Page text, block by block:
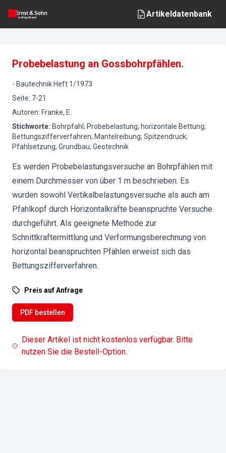
Artikeldatenbank
Probebelastung an Gossbohrpfählen.
- Bautechnik Heft 1/1973
Seite: 7-21
Autoren: Franke, E.
Stichworte: Bohrpfahl; Probebelastung; horizontale Bettung;
Bettungszifferverfahren; Mantelreibung; Spitzendruck;
Pfahlsetzung; Grundbau; Geotechnik
Es werden Probebelastungsversuche an Bohrpfählen mit
einem Durchmesser von über 1 m beschrieben. Es
wurden sowohl Vertikalbelastungsversuche als auch am
Pfahlkopf durch Horizontalkräfte beanspruchte Versuche
durchgeführt. Als geeignete Methode zur
Schnittkraftermittlung und Verformungsberechnung von
horizontal beanspruchten Pfählen erweist sich das
Bettungszifferverfahren.
Preis auf Anfrage
PDF bestellen
Dieser Artikel ist nicht kostenlos verfügbar. Bitte
nutzen Sie die Bestell-Option.